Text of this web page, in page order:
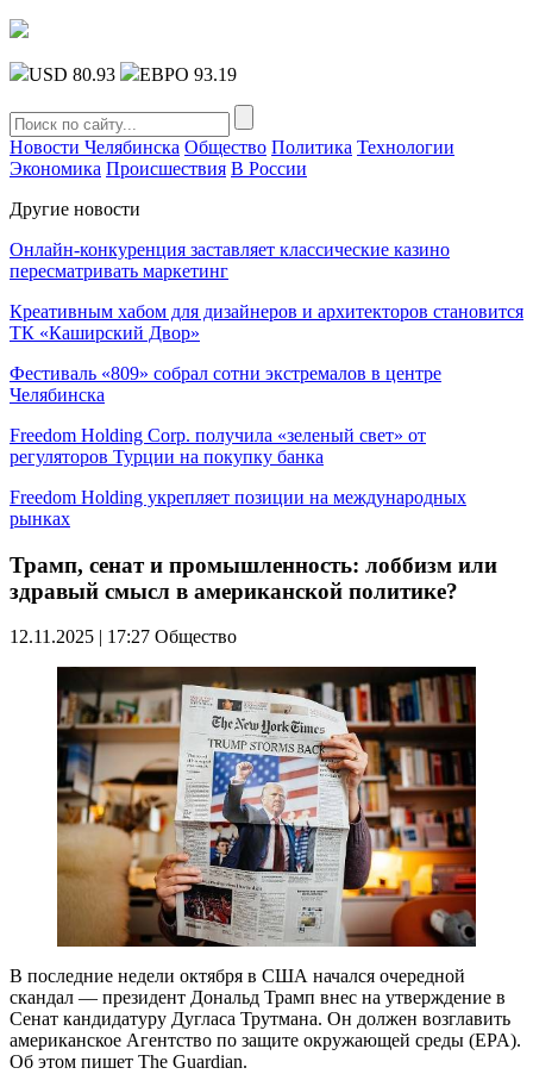
USD 80.93 ЕВРО 93.19
Новости Челябинска Общество Политика Технологии
Экономика Происшествия В России
Другие новости
Онлайн-конкуренция заставляет классические казино
пересматривать маркетинг
Креативным хабом для дизайнеров и архитекторов становится
ТК «Каширский Двор»
Фестиваль «809» собрал сотни экстремалов в центре
Челябинска
Freedom Holding Corp. получила «зеленый свет» от
регуляторов Турции на покупку банка
Freedom Holding укрепляет позиции на международных
рынках
Трамп, сенат и промышленность: лоббизм или
здравый смысл в американской политике?
12.11.2025 | 17:27 Общество
В последние недели октября в США начался очередной
скандал — президент Дональд Трамп внес на утверждение в
Сенат кандидатуру Дугласа Трутмана. Он должен возглавить
американское Агентство по защите окружающей среды (EPA).
Об этом пишет The Guardian.